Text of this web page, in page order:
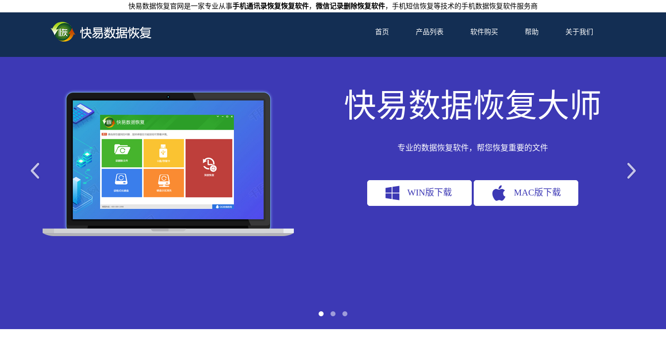
快易数据恢复官网是一家专业从事手机通讯录恢复恢复软件， 微信记录删除恢复软件，手机短信恢复等技术的手机数据恢复软件服务商
首页 产品列表 软件购买 帮助 关于我们
快易数据恢复大师
专业的数据恢复软件，帮您恢复重要的文件
WIN版下载 MAC版下载